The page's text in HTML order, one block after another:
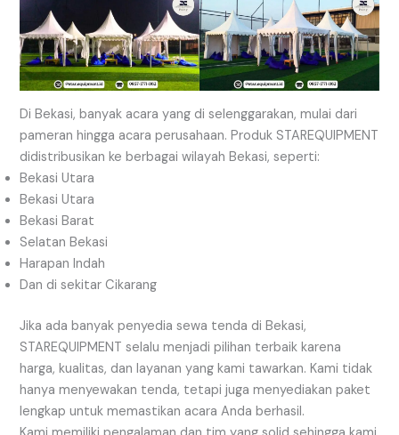
Di Bekasi, banyak acara yang di selenggarakan, mulai dari
pameran hingga acara perusahaan. Produk STAREQUIPMENT
didistribusikan ke berbagai wilayah Bekasi, seperti:
Bekasi Utara
Bekasi Utara
Bekasi Barat
Selatan Bekasi
Harapan Indah
Dan di sekitar Cikarang
Jika ada banyak penyedia sewa tenda di Bekasi,
STAREQUIPMENT selalu menjadi pilihan terbaik karena
harga, kualitas, dan layanan yang kami tawarkan. Kami tidak
hanya menyewakan tenda, tetapi juga menyediakan paket
lengkap untuk memastikan acara Anda berhasil.